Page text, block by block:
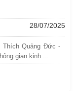
28/07/2025
Thích Quảng Đức -
gian kinh ...